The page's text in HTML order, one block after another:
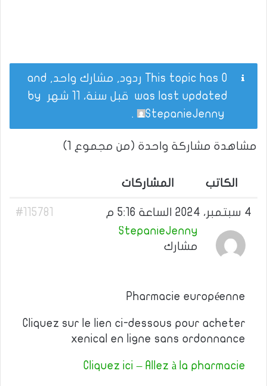
This topic has 0 ردود, مشارك واحد, and
was last updated قبل سنة، 11 شهر
StepanieJenny
.
مشاهدة مشاركة واحدة (من مجموع 1)
الكاتب المشاركات
4 سبتمبر، 2024 الساعة 5:16 م
#115781
StepanieJenny
مشارك
Pharmacie européenne
Cliquez sur le lien ci-dessous pour acheter
xenical en ligne sans ordonnance
Cliquez ici – Allez à la pharmacie